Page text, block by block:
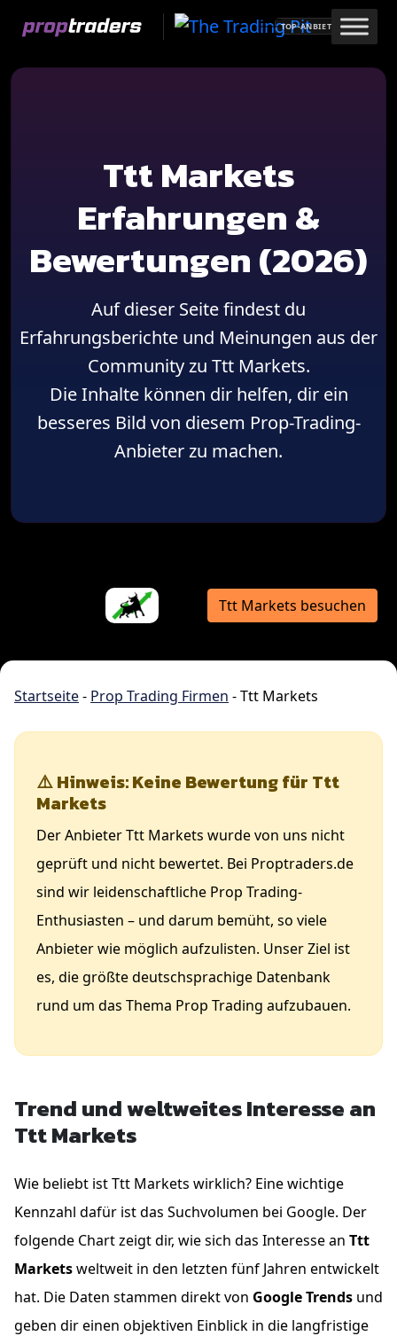
TOP-ANBIETER
Ttt Markets
Erfahrungen &
Bewertungen (2026)
Auf dieser Seite findest du
Erfahrungsberichte und Meinungen aus der
Community zu Ttt Markets.
Die Inhalte können dir helfen, dir ein
besseres Bild von diesem Prop-Trading-
Anbieter zu machen.
Ttt Markets besuchen
Startseite- Prop Trading Firmen -Ttt Markets
⚠️ Hinweis: Keine Bewertung für Ttt
Markets
Der Anbieter Ttt Markets wurde von uns nicht
geprüft und nicht bewertet. Bei Proptraders.de
sind wir leidenschaftliche Prop Trading-
Enthusiasten – und darum bemüht, so viele
Anbieter wie möglich aufzulisten. Unser Ziel ist
es, die größte deutschsprachige Datenbank
rund um das Thema Prop Trading aufzubauen.
Trend und weltweites Interesse an
Ttt Markets
Wie beliebt ist Ttt Markets wirklich? Eine wichtige
Kennzahl dafür ist das Suchvolumen bei Google. Der
folgende Chart zeigt dir, wie sich das Interesse an Ttt
Marketsweltweit in den letzten fünf Jahren entwickelt
hat. Die Daten stammen direkt von Google Trends und
geben dir einen objektiven Einblick in die langfristige